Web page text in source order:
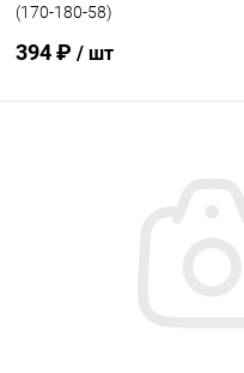
(170-180-58)
394 ₽ / шт